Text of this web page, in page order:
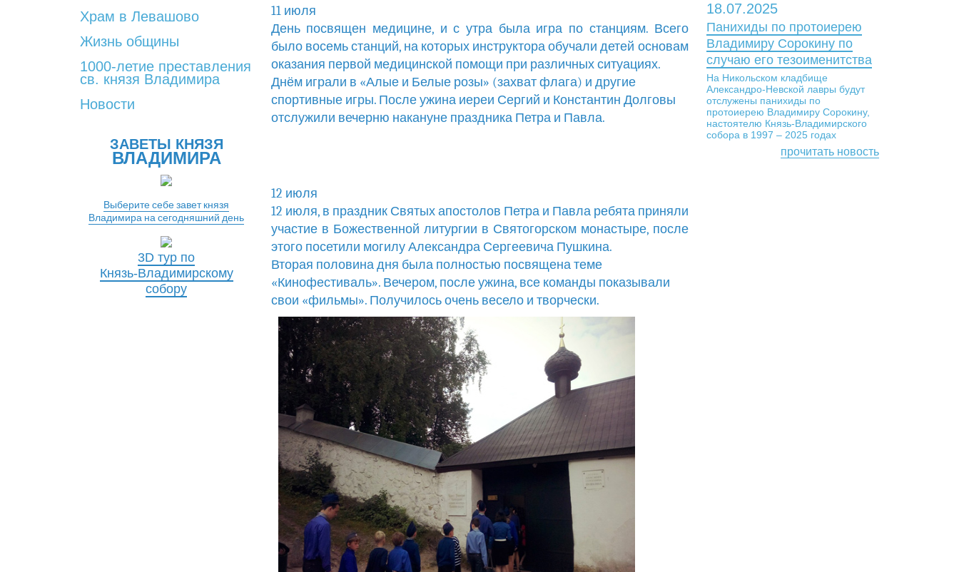
Храм в Левашово
Жизнь общины
1000-летие преставления
св. князя Владимира
Новости
ЗАВЕТЫ КНЯЗЯ
ВЛАДИМИРА
Выберите себе завет князя
Владимира на сегодняшний день
3D тур по
Князь-Владимирскому
собору
11 июля
День посвящен медицине, и с утра была игра по станциям. Всего
было восемь станций, на которых инструктора обучали детей основам
оказания первой медицинской помощи при различных ситуациях.
Днём играли в «Алые и Белые розы» (захват флага) и другие
спортивные игры. После ужина иереи Сергий и Константин Долговы
отслужили вечерню накануне праздника Петра и Павла.
12 июля
12 июля, в праздник Святых апостолов Петра и Павла ребята приняли
участие в Божественной литургии в Святогорском монастыре, после
этого посетили могилу Александра Сергеевича Пушкина.
Вторая половина дня была полностью посвящена теме
«Кинофестиваль». Вечером, после ужина, все команды показывали
свои «фильмы». Получилось очень весело и творчески.
18.07.2025
Панихиды по протоиерею
Владимиру Сорокину по
случаю его тезоименитства
На Никольском кладбище
Александро-Невской лавры будут
отслужены панихиды по
протоиерею Владимиру Сорокину,
настоятелю Князь-Владимирского
собора в 1997 – 2025 годах
прочитать новость